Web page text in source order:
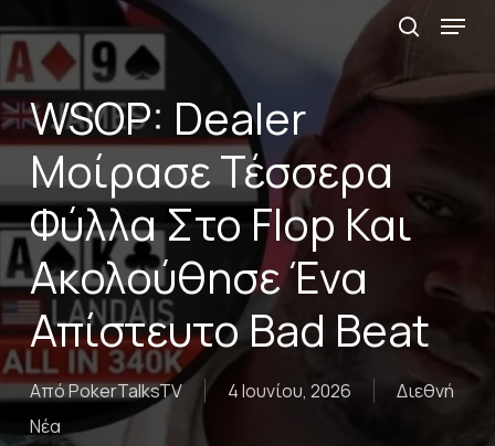
to
main
content
Menu
WSOP: Dealer
Μοίρασε Τέσσερα
Φύλλα Στο Flop Και
Ακολούθησε Ένα
Απίστευτο Bad Beat
ΑπόPokerTalksTV 4 Ιουνίου, 2026
Διεθνή
Νέα